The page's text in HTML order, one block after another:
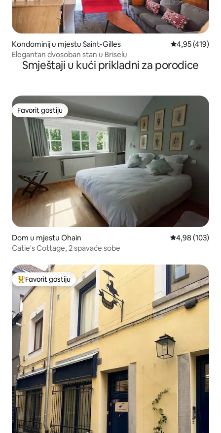
Kondominij u mjestu Saint-Gilles Prosječna
4,95 (419)
Elegantan dvosoban stan u Briselu
Smještaji u kući prikladni za porodice
Favorit gostiju
Favorit gostiju
Dom u mjestu Ohain Prosječna
4,98 (103)
Catie's Cottage, 2 spavaće sobe
Glavni favorit gostiju
Favorit gostiju